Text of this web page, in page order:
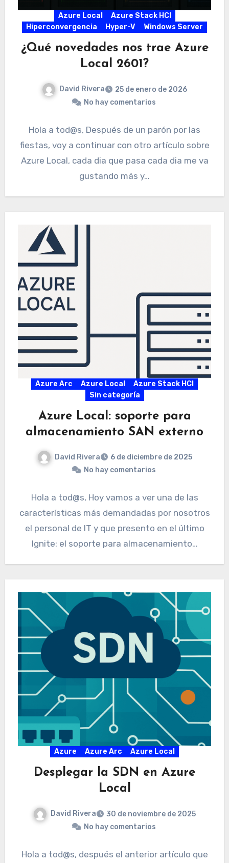
Azure Local
Azure Stack HCI
Hiperconvergencia
Hyper-V Windows Server
¿Qué novedades nos trae Azure
Local 2601?
David Rivera
25 de enero de 2026
No hay comentarios
Hola a tod@s, Después de un parón por las
fiestas, voy a continuar con otro artículo sobre
Azure Local, cada dia que pasa cada dia me va
gustando más y…
Azure Arc Azure Local
Azure Stack HCI
Sin categoría
Azure Local: soporte para
almacenamiento SAN externo
David Rivera
6 de diciembre de 2025
No hay comentarios
Hola a tod@s, Hoy vamos a ver una de las
características más demandadas por nosotros
el personal de IT y que presento en el último
Ignite: el soporte para almacenamiento…
Azure Azure Arc Azure Local
Desplegar la SDN en Azure
Local
David Rivera
30 de noviembre de 2025
No hay comentarios
Hola a tod@s, después el anterior artículo que